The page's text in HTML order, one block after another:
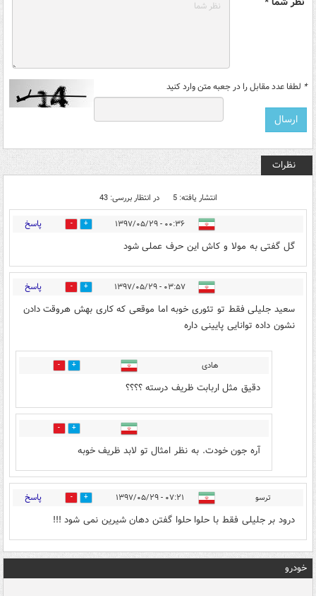
* لطفا عدد مقابل را در جعبه متن وارد کنید
نظرات
انتشار یافته: 5 در انتظار بررسی: 43
۰۰:۳۶ - ۱۳۹۷/۰۵/۲۹ 12 پاسخ
گل گفتی به مولا و کاش این حرف عملی شود
۰۳:۵۷ - ۱۳۹۷/۰۵/۲۹ 7 پاسخ
سعید جلیلی فقط تو تئوری خوبه اما موقعی که کاری بهش هروقت دادن
نشون داده توانایی پایینی داره
هادی 5
دقیق مثل اربابت ظریف درسته ؟؟؟؟
5
آره جون خودت. به نظر امثال تو لابد ظریف خوبه
ترسو ۰۷:۲۱ - ۱۳۹۷/۰۵/۲۹ 3 پاسخ
درود بر جلیلی فقط با حلوا حلوا گفتن دهان شیرین نمی شود !!!
خودرو